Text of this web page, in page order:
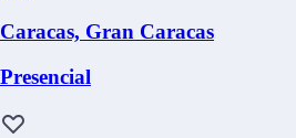
Caracas, Gran Caracas
Presencial